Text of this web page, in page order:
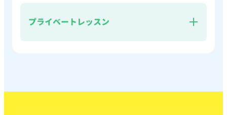
です。
し、話すときには相手の目を見る・笑顔で挨拶しあ
週1回 × 50分
週1回 × 50分 月額 13,200円（税込）
プライベートレッスン